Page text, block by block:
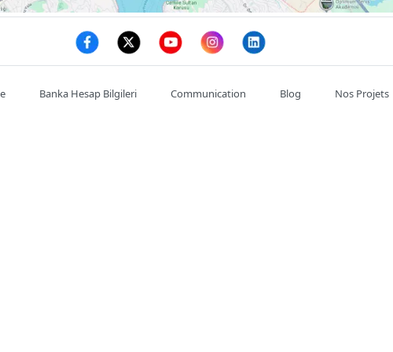
Banka Hesap Bilgileri Communication Blog Nos Projets